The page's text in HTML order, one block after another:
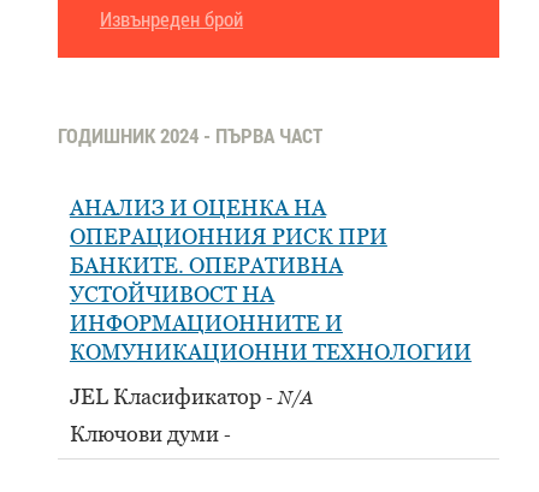
Извънреден брой
ГОДИШНИК 2024 - ПЪРВА ЧАСТ
АНАЛИЗ И ОЦЕНКА НА
ОПЕРАЦИОННИЯ РИСК ПРИ
БАНКИТЕ. ОПЕРАТИВНА
УСТОЙЧИВОСТ НА
ИНФОРМАЦИОННИТЕ И
КОМУНИКАЦИОННИ ТЕХНОЛОГИИ
JEL Класификатор
N/A
Ключови думи